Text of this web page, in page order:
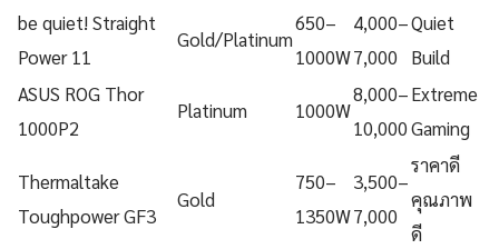
be quiet! Straight
Power 11
Gold/Platinum
650–
1000W
4,000–
7,000
Quiet
Build
ASUS ROG Thor
1000P2
Platinum 1000W
8,000–
10,000
Extreme
Gaming
Thermaltake
Toughpower GF3
Gold
750–
1350W
3,500–
7,000
ราคาดี
คุณภาพ
ดี